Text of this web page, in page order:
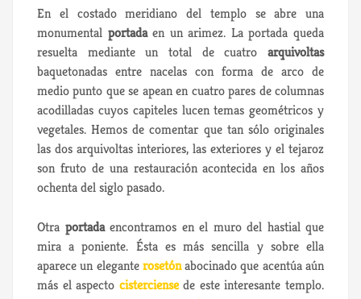
En el costado meridiano del templo se abre una
monumental portadaen un arimez. La portada queda
resuelta mediante un total de cuatro arquivoltas
baquetonadas entre nacelas con forma de arco de
medio punto que se apean en cuatro pares de columnas
acodilladas cuyos capiteles lucen temas geométricos y
vegetales. Hemos de comentar que tan sólo originales
las dos arquivoltas interiores, las exteriores y el tejaroz
son fruto de una restauración acontecida en los años
ochenta del siglo pasado.
Otra portadaencontramos en el muro del hastial que
mira a poniente. Ésta es más sencilla y sobre ella
aparece un eleganterosetónabocinado que acentúa aún
más el aspecto cisterciensede este interesante templo.